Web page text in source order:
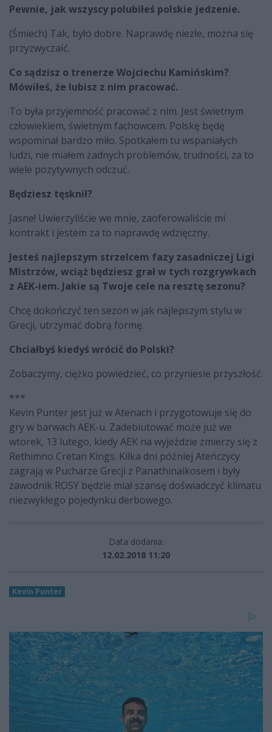
Pewnie, jak wszyscy polubiłeś polskie jedzenie.
(Śmiech) Tak, było dobre. Naprawdę niezłe, można się
przyzwyczaić.
Co sądzisz o trenerze Wojciechu Kamińskim?
Mówiłeś, że lubisz z nim pracować.
To była przyjemność pracować z nim. Jest świetnym
człowiekiem, świetnym fachowcem. Polskę będę
wspominał bardzo miło. Spotkałem tu wspaniałych
ludzi, nie miałem żadnych problemów, trudności, za to
wiele pozytywnych odczuć.
Będziesz tęsknił?
Jasne! Uwierzyliście we mnie, zaoferowaliście mi
kontrakt i jestem za to naprawdę wdzięczny.
Jesteś najlepszym strzelcem fazy zasadniczej Ligi
Mistrzów, wciąż będziesz grał w tych rozgrywkach
z AEK-iem. Jakie są Twoje cele na resztę sezonu?
Chcę dokończyć ten sezon w jak najlepszym stylu w
Grecji, utrzymać dobrą formę.
Chciałbyś kiedyś wrócić do Polski?
Zobaczymy, ciężko powiedzieć, co przyniesie przyszłość.
***
Kevin Punter jest już w Atenach i przygotowuje się do
gry w barwach AEK-u. Zadebiutować może już we
wtorek, 13 lutego, kiedy AEK na wyjeździe zmierzy się z
Rethimno Cretan Kings. Kilka dni później Ateńczycy
zagrają w Pucharze Grecji z Panathinaikosem i były
zawodnik ROSY będzie miał szansę doświadczyć klimatu
niezwykłego pojedynku derbowego.
Data dodania:
12.02.2018 11:20
Kevin Punter